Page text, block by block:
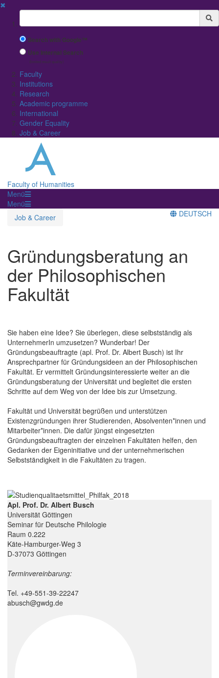
✖
Suchbegriff
Search with Google™
Use Internal Search
(limited result quality)
Faculty
Institutions
Research
Academic programme
International
Gender Equality
Job & Career
Faculty of Humanities
Menü
Menü
Job & Career
DEUTSCH
Gründungsberatung an
der Philosophischen
Fakultät
Sie haben eine Idee? Sie überlegen, diese selbstständig als
UnternehmerIn umzusetzen? Wunderbar! Der
Gründungsbeauftragte (apl. Prof. Dr. Albert Busch) ist Ihr
Ansprechpartner für Gründungsideen an der Philosophischen
Fakultät. Er vermittelt Gründungsinteressierte weiter an die
Gründungsberatung der Universität und begleitet die ersten
Schritte auf dem Weg von der Idee bis zur Umsetzung.
Fakultät und Universität begrüßen und unterstützen
Existenzgründungen ihrer Studierenden, Absolventen*innen und
Mitarbeiter*innen. Die dafür jüngst eingesetzten
Gründungsbeauftragten der einzelnen Fakultäten helfen, den
Gedanken der Eigeninitiative und der unternehmerischen
Selbstständigkeit in die Fakultäten zu tragen.
Apl. Prof. Dr. Albert Busch
Universität Göttingen
Seminar für Deutsche Philologie
Raum 0.222
Käte-Hamburger-Weg 3
D-37073 Göttingen
Terminvereinbarung:
Tel. +49-551-39-22247
abusch@gwdg.de